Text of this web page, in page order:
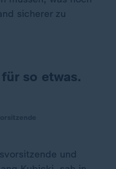
sicherer zu
so etwas.
und